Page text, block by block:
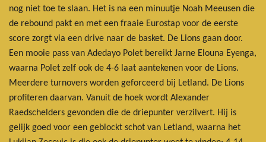
nog niet toe te slaan. Het is na een minuutje Noah Meeusen die
de rebound pakt en met een fraaie Eurostap voor de eerste
score zorgt via een drive naar de basket. De Lions gaan door.
Een mooie pass van Adedayo Polet bereikt Jarne Elouna Eyenga,
waarna Polet zelf ook de 4-6 laat aantekenen voor de Lions.
Meerdere turnovers worden geforceerd bij Letland. De Lions
profiteren daarvan. Vanuit de hoek wordt Alexander
Raedschelders gevonden die de driepunter verzilvert. Hij is
gelijk goed voor een geblockt schot van Letland, waarna het